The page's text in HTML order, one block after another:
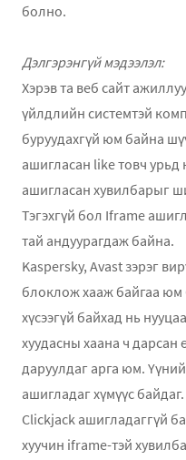
болно.
Дэлгэрэнгүй мэдээлэл:
Хэрэв та веб сайт
үйлдлийн системтэй
буруудахгүй юм байна
ашигласан like товч
ашигласан хувилбарыг
Тэгэхгүй бол Iframe
тай андуурагдаж байна.
Kaspersky, Avast зэрэг
блоклож хааж байгаа юм байна. Clickjack гэдэг нь хүнийг
хүсээгүй байхад нь нууцаар хүсээгүй хуудсанд нь
хуудасны хаана ч дарсан
даруулдаг арга юм.
ашигладаг хүмүүс байдаг. Манай сайт нь ямар нэгэн ийм
Clickjack ашигладаггүй ба Facebook-ын like товчны
хуучин iframe-тэй